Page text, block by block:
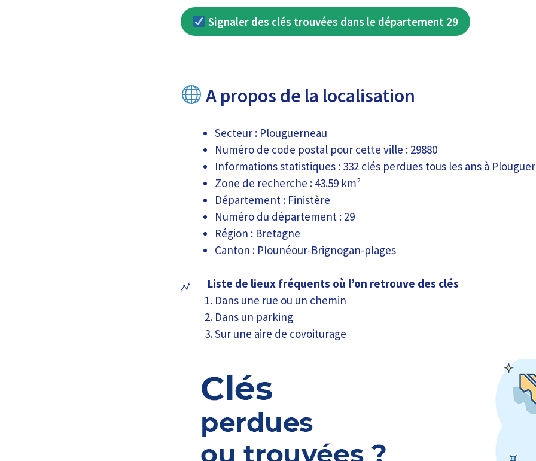
Signaler des clés trouvées dans le département 29
A propos de la localisation
Secteur : Plouguerneau
Numéro de code postal pour cette ville : 29880
Informations statistiques : 332 clés perdues tous les ans à
Zone de recherche : 43.59 km²
Département : Finistère
Numéro du département : 29
Région : Bretagne
Canton : Plounéour-Brignogan-plages
Liste de lieux fréquents où l’on retrouve des clés
Dans une rue ou un chemin
Dans un parking
Sur une aire de covoiturage